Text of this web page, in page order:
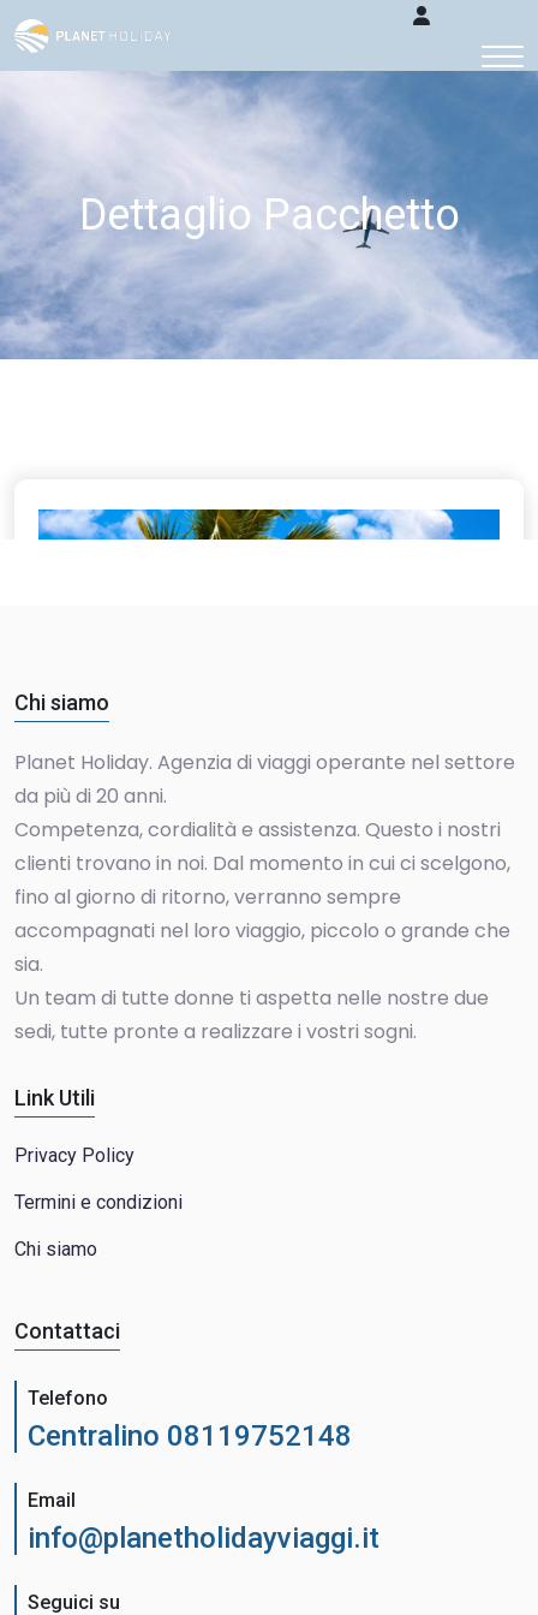
Dettaglio Pacchetto
Chi siamo
Planet Holiday. Agenzia di viaggi operante nel settore
da più di 20 anni.
Competenza, cordialità e assistenza. Questo i nostri
clienti trovano in noi. Dal momento in cui ci scelgono,
fino al giorno di ritorno, verranno sempre
accompagnati nel loro viaggio, piccolo o grande che
sia.
Un team di tutte donne ti aspetta nelle nostre due
sedi, tutte pronte a realizzare i vostri sogni.
Link Utili
Privacy Policy
Termini e condizioni
Chi siamo
Contattaci
Telefono
Centralino 08119752148
Email
info@planetholidayviaggi.it
Seguici su